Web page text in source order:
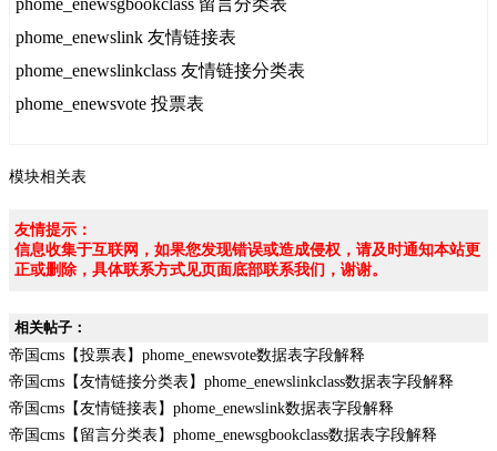
phome_enewslink 友情链接表
phome_enewslinkclass 友情链接分类表
phome_enewsvote 投票表
模块相关表
友情提示：
信息收集于互联网，如果您发现错误或造成侵权，请及时通知本站更
正或删除，具体联系方式见页面底部联系我们，谢谢。
相关帖子：
帝国cms【投票表】phome_enewsvote数据表字段解释
帝国cms【友情链接分类表】phome_enewslinkclass数据表字段解释
帝国cms【友情链接表】phome_enewslink数据表字段解释
帝国cms【留言分类表】phome_enewsgbookclass数据表字段解释